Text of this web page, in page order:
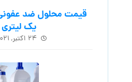
قیمت محلول ضد
یک لیتری
۲۴ اکتبر, ۲۰۲۱